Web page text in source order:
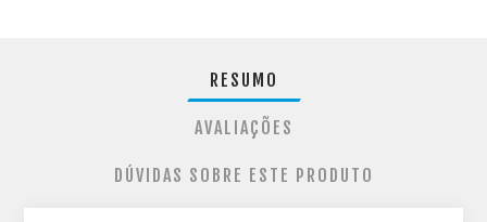
RESUMO
AVALIAÇÕES
DÚVIDAS SOBRE ESTE PRODUTO